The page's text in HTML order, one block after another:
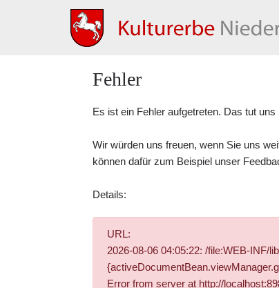
Fehler
Es ist ein Fehler aufgetreten. Das tut uns
Wir würden uns freuen, wenn Sie uns
können dafür zum Beispiel unser
Details:
URL:
2026-08-06 04:05:22: /file:WEB-INF/
Error from server at http://